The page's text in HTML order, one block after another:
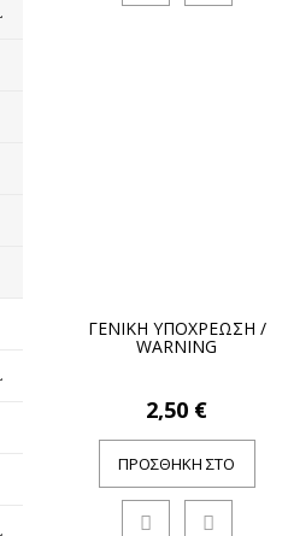
ΓΕΝΙΚΗ ΥΠΟΧΡΕΩΣΗ /
WARNING
2,50 €
ΠΡΟΣΘΉΚΗ ΣΤΟ